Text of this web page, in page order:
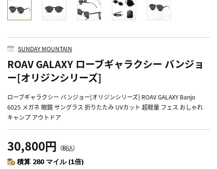
SUNDAY MOUNTAIN
ROAV GALAXY ローブギャラクシー バンジョ
ー[オリジンシリーズ]
ローブギャラクシー バンジョー[オリジンシリーズ] ROAV GALAXY Banjo
6025 メガネ 眼鏡 サングラス 折りたたみ UVカット 超軽量 フェス おしゃれ
キャンプ アウトドア
30,800円 （税込）
積算 280 マイル (1倍)